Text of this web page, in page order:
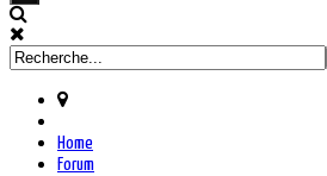
Home
Forum